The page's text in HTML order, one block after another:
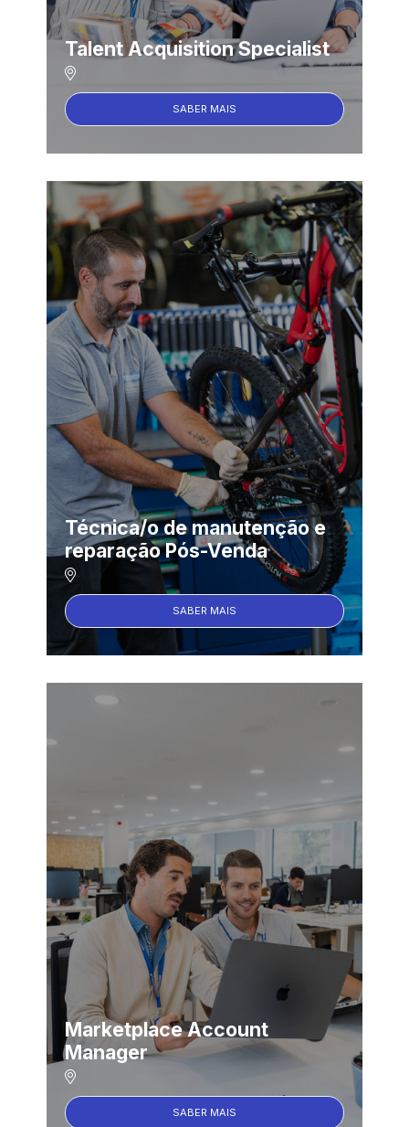
Talent Acquisition Specialist
SABER MAIS
Técnica/o de manutenção e
reparação Pós-Venda
SABER MAIS
Marketplace Account
Manager
SABER MAIS